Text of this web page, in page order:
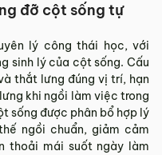
đỡ cột sống tự
lý công thái học, với
sinh lý của cột sống. Cấu
thắt lưng đúng vị trí, hạn
khi ngồi làm việc trong
sống được phân bổ hợp lý
ngồi chuẩn, giảm cảm
thoải mái suốt ngày làm